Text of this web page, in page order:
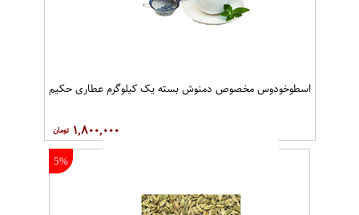
اسطوخودوس مخصوص دمنوش بسته یک کیلوگرم عطاری حکیم
۱,۸۰۰,۰۰۰
5%